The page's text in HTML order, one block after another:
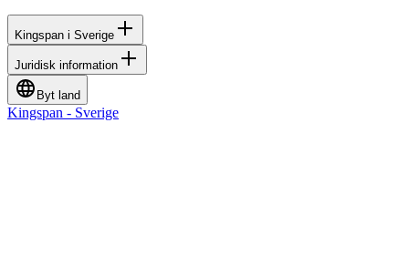
Kingspan i Sverige
Juridisk information
Byt land
Kingspan - Sverige